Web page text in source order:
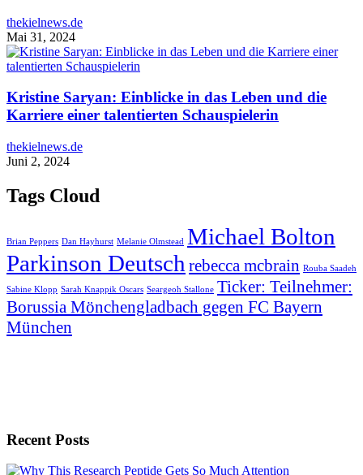
thekielnews.de
Mai 31, 2024
Kristine Saryan: Einblicke in das Leben und die
Karriere einer talentierten Schauspielerin
thekielnews.de
Juni 2, 2024
Tags Cloud
Brian Peppers Dan Hayhurst Melanie Olmstead Michael Bolton
Parkinson Deutsch rebecca mcbrain Rouba Saadeh
Sabine Klopp Sarah Knappik Oscars Seargeoh Stallone Ticker: Teilnehmer:
Borussia Mönchengladbach gegen FC Bayern
München
Recent Posts